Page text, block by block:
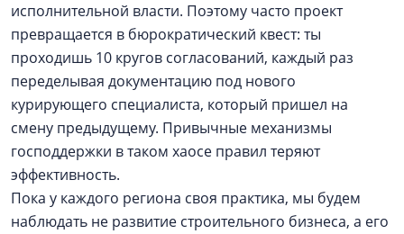
исполнительной власти. Поэтому часто проект
превращается в бюрократический квест: ты
проходишь 10 кругов согласований, каждый раз
переделывая документацию под нового
курирующего специалиста, который пришел на
смену предыдущему. Привычные механизмы
господдержки в таком хаосе правил теряют
эффективность.
Пока у каждого региона своя практика, мы будем
наблюдать не развитие строительного бизнеса, а его